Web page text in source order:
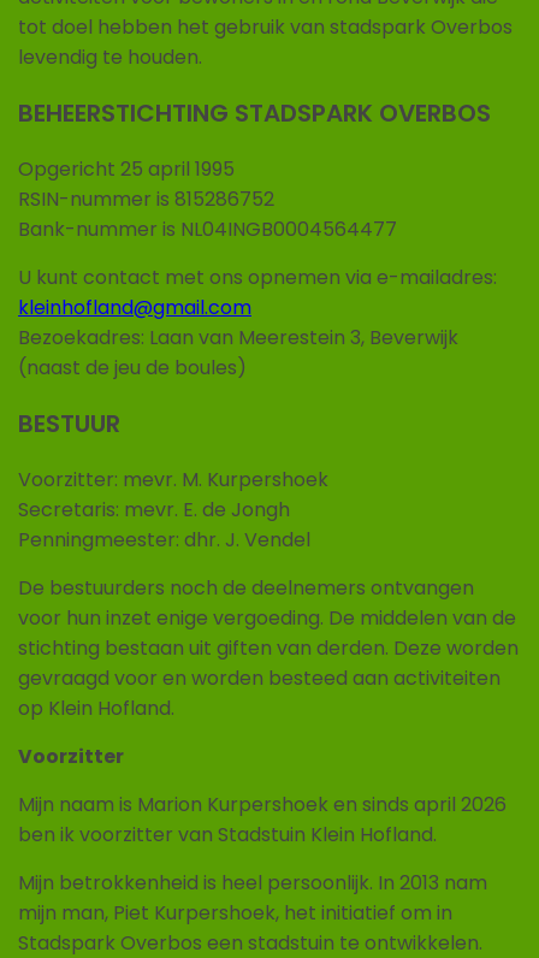
tot doel hebben het gebruik van stadspark Overbos
levendig te houden.
BEHEERSTICHTING STADSPARK OVERBOS
Opgericht 25 april 1995
RSIN-nummer is 815286752
Bank-nummer is NL04INGB0004564477
U kunt contact met ons opnemen via e-mailadres:
kleinhofland@gmail.com
Bezoekadres: Laan van Meerestein 3, Beverwijk
(naast de jeu de boules)
BESTUUR
Voorzitter: mevr. M. Kurpershoek
Secretaris: mevr. E. de Jongh
Penningmeester: dhr. J. Vendel
De bestuurders noch de deelnemers ontvangen
voor hun inzet enige vergoeding. De middelen van de
stichting bestaan uit giften van derden. Deze worden
gevraagd voor en worden besteed aan activiteiten
op Klein Hofland.
Voorzitter
Mijn naam is Marion Kurpershoek en sinds april 2026
ben ik voorzitter van Stadstuin Klein Hofland.
Mijn betrokkenheid is heel persoonlijk. In 2013 nam
mijn man, Piet Kurpershoek, het initiatief om in
Stadspark Overbos een stadstuin te ontwikkelen.